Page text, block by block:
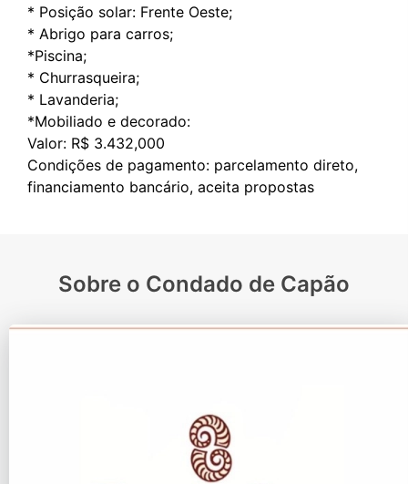
* Posição solar: Frente Oeste;
* Abrigo para carros;
*Piscina;
* Churrasqueira;
* Lavanderia;
*Mobiliado e decorado:
Valor: R$ 3.432,000
Condições de pagamento: parcelamento direto,
Sobre o Condado de Capão